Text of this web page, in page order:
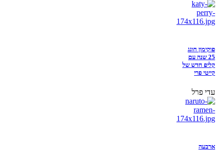
פוקימון חוגג
25 שנה עם
קליפ חדש של
קייטי פרי
עדי פרל
ארבעה